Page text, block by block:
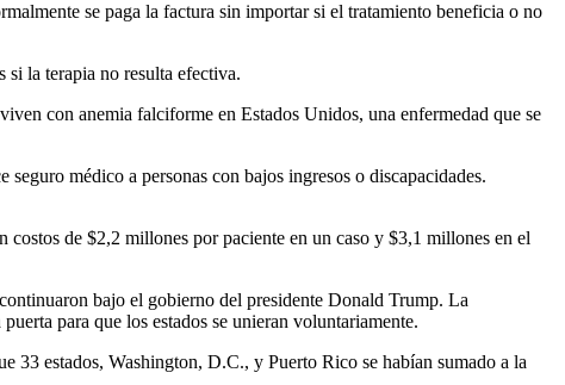
se paga la factura sin importar si el tratamiento beneficia o no
la terapia no resulta efectiva.
con anemia falciforme en Estados Unidos, una enfermedad que se
médico a personas con bajos ingresos o discapacidades.
de $2,2 millones por paciente en un caso y $3,1 millones en el
bajo el gobierno del presidente Donald Trump. La
para que los estados se unieran voluntariamente.
33 estados, Washington, D.C., y Puerto Rico se habían sumado a la